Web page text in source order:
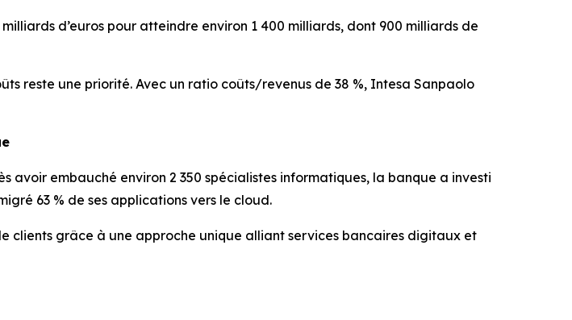
d’euros pour atteindre environ 1 400 milliards, dont 900 milliards de
reste une priorité. Avec un ratio coûts/revenus de 38 %, Intesa Sanpaolo
embauché environ 2 350 spécialistes informatiques, la banque a investi
63 % de ses applications vers le cloud.
clients grâce à une approche unique alliant services bancaires digitaux et